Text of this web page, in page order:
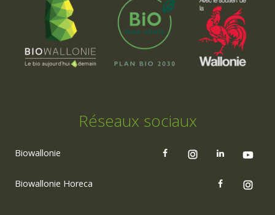
Réseaux sociaux
Biowallonie
Biowallonie Horeca